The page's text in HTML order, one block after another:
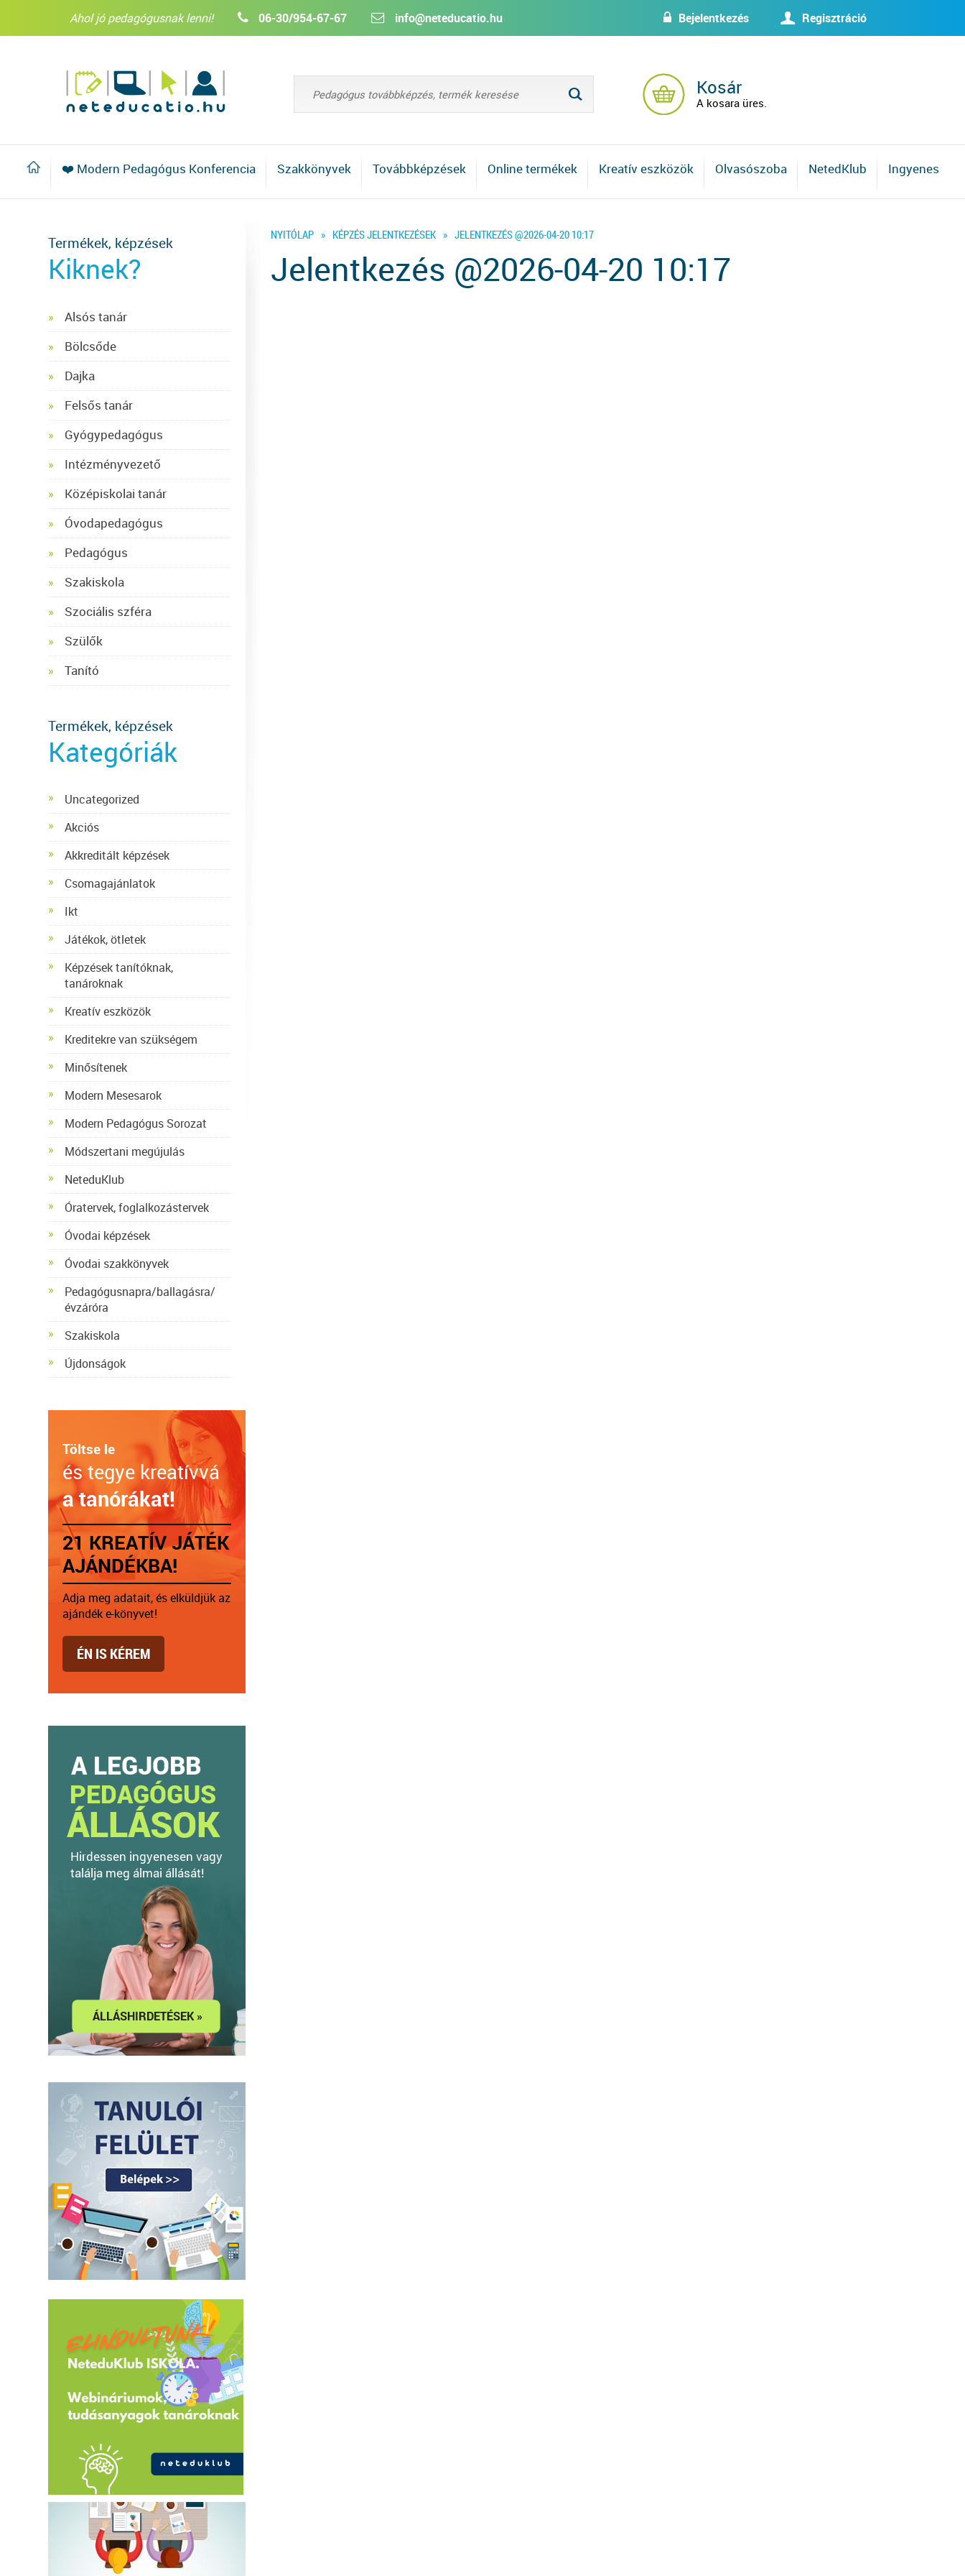
w Bejelentkezés U Regisztráció
Ahol jó pedagógusnak lenni! 06-30/954-67-67 info@neteducatio.hu
L Kosár
A kosara üres.
❤️ Modern Pedagógus Konferencia Szakkönyvek Továbbképzések Online termékek Kreatív eszközök Olvasószoba NetedKlub Ingyenes
NYITÓLAP » KÉPZÉS JELENTKEZÉSEK » JELENTKEZÉS @2026-04-20 10:17
Jelentkezés @2026-04-20 10:17
Termékek, képzések
Kiknek?
Alsós tanár
Bölcsőde
Dajka
Felsős tanár
Gyógypedagógus
Intézményvezető
Középiskolai tanár
Óvodapedagógus
Pedagógus
Szakiskola
Szociális szféra
Szülők
Tanító
Termékek, képzések
Kategóriák
Uncategorized
Akciós
Akkreditált képzések
Csomagajánlatok
Ikt
Játékok, ötletek
Képzések tanítóknak,
tanároknak
Kreatív eszközök
Kreditekre van szükségem
Minősítenek
Modern Mesesarok
Modern Pedagógus Sorozat
Módszertani megújulás
NeteduKlub
Óratervek, foglalkozástervek
Óvodai képzések
Óvodai szakkönyvek
Pedagógusnapra/ballagásra/
évzáróra
Szakiskola
Újdonságok
Töltse le
és tegye kreatívvá
a tanórákat!
21 KREATÍV JÁTÉK
AJÁNDÉKBA!
Adja meg adatait, és elküldjük az
ajándék e-könyvet!
ÉN IS KÉREM